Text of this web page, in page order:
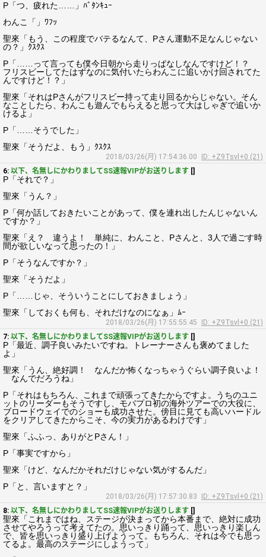
P「つ、疲れた……」ﾊﾞﾀﾝｷｭｰ
わんこ「」ﾜﾌｯ
聖來「もう、この程度でバテるなんて、Pさん運動不足なんじゃない
の？」ｸｽｸｽ
P「……って言っても僕今日朝から走りっぱなしなんですけど！？
フリスビーしてたはずなのに気付いたらわんこに追いかけ回されてた
んですけど！？」
聖來「それはPさんがフリスビー持って走り回るからじゃない。そん
なことしたら、わんこも遊んでもらえると思って大はしゃぎで追いか
けるよ」
P「……そうでした」
聖來「そうだよ、もう」ｸｽｸｽ
2018/03/26(月) 17:54:36.00
ID: +Z9Tsvl+0 (21)
6: 以下、名無しにかわりましてSS速報VIPがお送りします []
P「それで？」
聖來「うん？」
P「何か話しておきたいことがあって、僕を連れ出したんじゃないん
ですか？」
聖來「え？ 違うよ！ 単純に、わんこと、Pさんと、3人で過ごす時
間が欲しいなって思ったの！」
P「そうなんですか？」
聖來「そうだよ」
P「……じゃ、そういうことにしておきましょう」
聖來「しておくも何も、それだけなのになぁ」ﾑｰ
2018/03/26(月) 17:55:55.45
ID: +Z9Tsvl+0 (21)
7: 以下、名無しにかわりましてSS速報VIPがお送りします []
P「最近、調子良いみたいですね。トレーナーさんも褒めてました
よ」
聖來「うん、絶好調！ なんだか怖くなっちゃうぐらい調子良いよ！
なんでだろうね」
P「それはもちろん、これまで頑張ってきたからですよ。うちのユニ
ットのリーダーもそうですし、モバプロ初の海外ツアーでの大役に、
ブロードウェイでのショーも成功させた。傍目に見ても高いハードル
をクリアしてきたからこそ、今の実力があるわけです」
聖來「ふふっ、ありがとPさん！」
P「事実ですから」
聖來「けど、なんだかそれだけじゃない気がするんだ」
P「と、言いますと？」
2018/03/26(月) 17:57:30.83
ID: +Z9Tsvl+0 (21)
8: 以下、名無しにかわりましてSS速報VIPがお送りします []
聖來「これまではね、ステージが決まってから本番まで、絶対に成功
させてやろうって考えてたの。思いっきり踊って、思いっきり楽しん
で、皆を思いっきり盛り上げようって。もちろん、それは今でも思っ
てるよ。最高のステージにしようって」